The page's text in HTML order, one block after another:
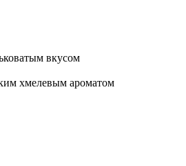
вкусом
хмелевым ароматом